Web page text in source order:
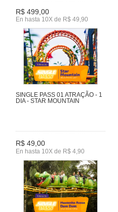
R$ 499,00
En hasta 10X de R$ 49,90
SINGLE PASS 01 ATRAÇÃO - 1
DIA - STAR MOUNTAIN
R$ 49,00
En hasta 10X de R$ 4,90